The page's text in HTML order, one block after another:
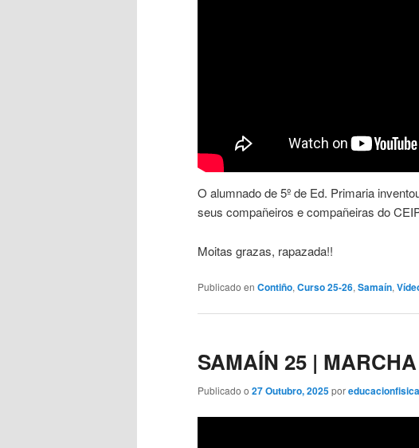
O alumnado de 5º de Ed. Primaria
seus compañeiros e compañeiras do
Moitas grazas, rapazada!!
Publicado en Contiño, Curso 25-26, Samaín,
SAMAÍN 25 |
Publicado o 27 Outubro, 2025poreducacionfisica